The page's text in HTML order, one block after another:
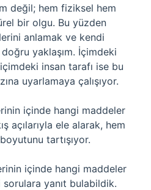
değil; hem fiziksel hem
bir olgu. Bu yüzden
anlamak ve kendi
yaklaşım. İçimdeki
insan tarafı ise bu
uyarlamaya çalışıyor.
içinde hangi maddeler
açılarıyla ele alarak, hem
tartışıyor.
içinde hangi maddeler
sorulara yanıt bulabildik.